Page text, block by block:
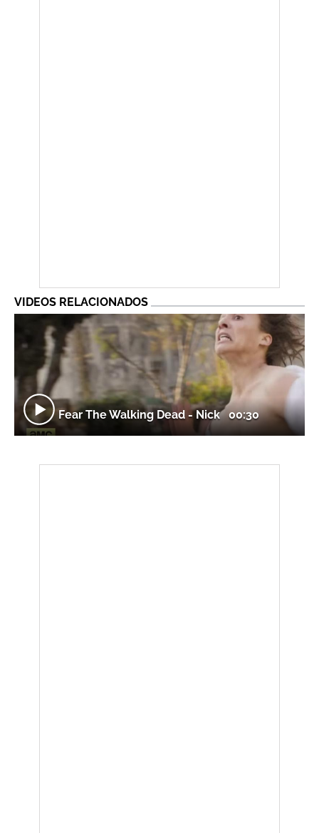
VIDEOS RELACIONADOS
Fear The Walking Dead - Nick00:30